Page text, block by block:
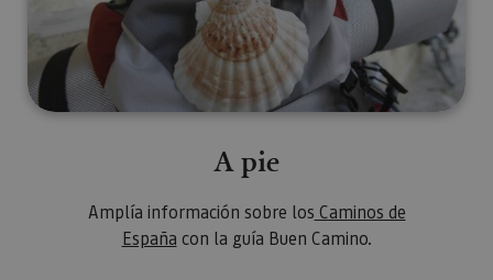
A pie
Amplía información sobre los Caminos de
España con la guía Buen Camino.